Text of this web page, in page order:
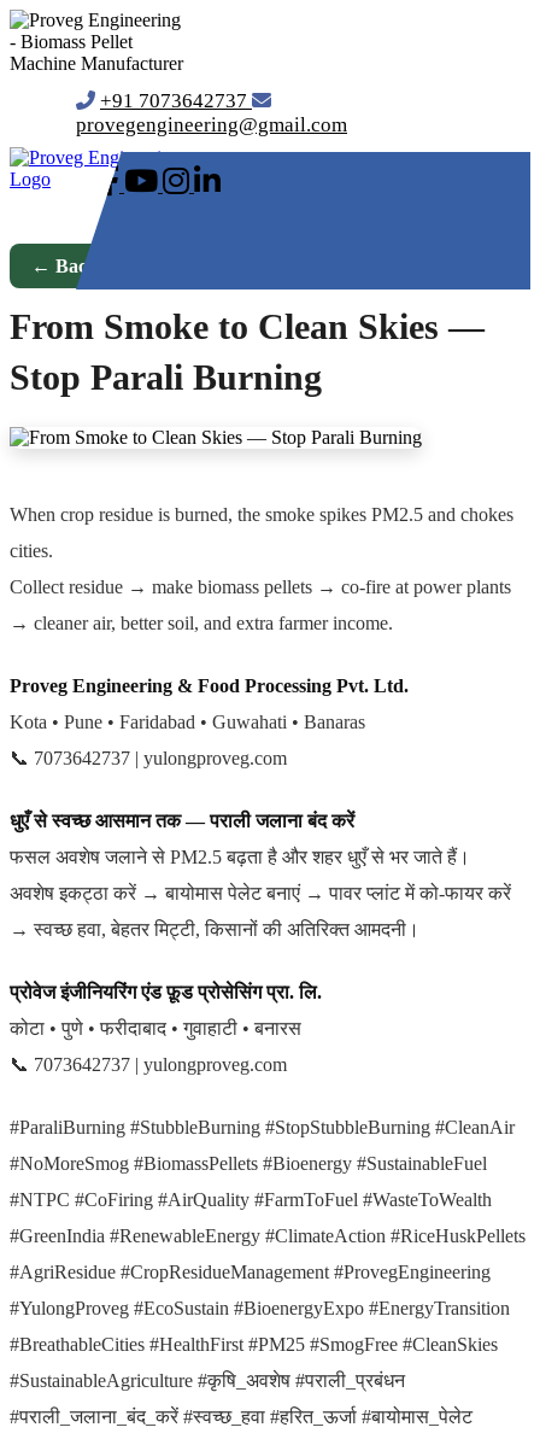
+91 7073642737
provegengineering@gmail.com
← Back to Blog
From Smoke to Clean Skies —
Stop Parali Burning
When crop residue is burned, the smoke spikes PM2.5 and chokes
cities.
Collect residue → make biomass pellets → co-fire at power plants
→ cleaner air, better soil, and extra farmer income.
Proveg Engineering & Food Processing Pvt. Ltd.
Kota • Pune • Faridabad • Guwahati • Banaras
📞 7073642737 | yulongproveg.com
धुएँ से स्वच्छ आसमान तक — पराली जलाना बंद करें
फसल अवशेष जलाने से PM2.5 बढ़ता है और शहर धुएँ से भर जाते हैं।
अवशेष इकट्ठा करें → बायोमास पेलेट बनाएं → पावर प्लांट में को-फायर करें
→ स्वच्छ हवा, बेहतर मिट्टी, किसानों की अतिरिक्त आमदनी।
प्रोवेज इंजीनियरिंग एंड फ़ूड प्रोसेसिंग प्रा. लि.
कोटा • पुणे • फरीदाबाद • गुवाहाटी • बनारस
📞 7073642737 | yulongproveg.com
#ParaliBurning #StubbleBurning #StopStubbleBurning #CleanAir
#NoMoreSmog #BiomassPellets #Bioenergy #SustainableFuel
#NTPC #CoFiring #AirQuality #FarmToFuel #WasteToWealth
#GreenIndia #RenewableEnergy #ClimateAction #RiceHuskPellets
#AgriResidue #CropResidueManagement #ProvegEngineering
#YulongProveg #EcoSustain #BioenergyExpo #EnergyTransition
#BreathableCities #HealthFirst #PM25 #SmogFree #CleanSkies
#SustainableAgriculture #कृषि_अवशेष #पराली_प्रबंधन
#पराली_जलाना_बंद_करें #स्वच्छ_हवा #हरित_ऊर्जा #बायोमास_पेलेट